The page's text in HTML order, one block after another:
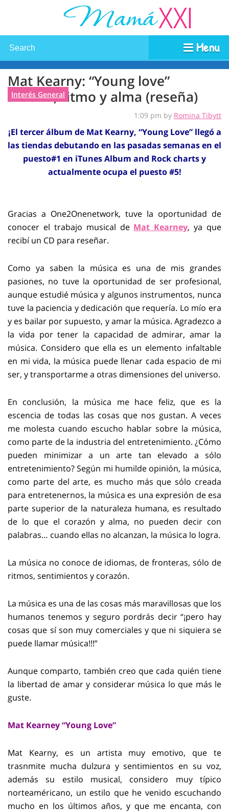
Menu
Mat Kearny: “Young love”
música, ritmo y alma (reseña)
Interés General
1:09 pm by Romina Tibytt
¡El tercer álbum de Mat Kearny, “Young Love” llegó a
las tiendas debutando en las pasadas semanas en el
puesto#1 en iTunes Album and Rock charts y
actualmente ocupa el puesto #5!
Gracias a One2Onenetwork, tuve la oportunidad de
conocer el trabajo musical de Mat Kearney, ya que
recibí un CD para reseñar.
Como ya saben la música es una de mis grandes
pasiones, no tuve la oportunidad de ser profesional,
aunque estudié música y algunos instrumentos, nunca
tuve la paciencia y dedicación que requería. Lo mío era
y es bailar por supuesto, y amar la música. Agradezco a
la vida por tener la capacidad de admirar, amar la
música. Considero que ella es un elemento infaltable
en mi vida, la música puede llenar cada espacio de mi
ser, y transportarme a otras dimensiones del universo.
En conclusión, la música me hace feliz, que es la
escencia de todas las cosas que nos gustan. A veces
me molesta cuando escucho hablar sobre la música,
como parte de la industria del entretenimiento. ¿Cómo
pueden minimizar a un arte tan elevado a sólo
entretenimiento? Según mi humilde opinión, la música,
como parte del arte, es mucho más que sólo creada
para entretenernos, la música es una expresión de esa
parte superior de la naturaleza humana, es resultado
de lo que el corazón y alma, no pueden decir con
palabras… cuando ellas no alcanzan, la música lo logra.
La música no conoce de idiomas, de fronteras, sólo de
ritmos, sentimientos y corazón.
La música es una de las cosas más maravillosas que los
humanos tenemos y seguro pordrás decir “¡pero hay
cosas que sí son muy comerciales y que ni siquiera se
puede llamar música!!!”
Aunque comparto, también creo que cada quién tiene
la libertad de amar y considerar música lo que más le
guste.
Mat Kearney “Young Love”
Mat Kearny, es un artista muy emotivo, que te
trasnmite mucha dulzura y sentimientos en su voz,
además su estilo musical, considero muy típico
norteaméricano, un estilo que he venido escuchando
mucho en los últimos años, y que me encanta, con